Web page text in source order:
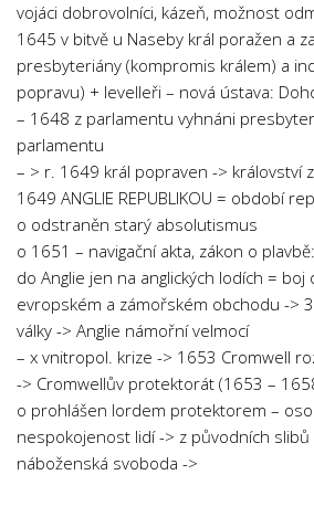
Zeměpis
Novinky
vojáci dobrovolníci, kázeň, možnost
1645 v bitvě u Naseby král poražen a
presbyteriány (kompromis králem) a
popravu) + levelleři – nová ústava:
– 1648 z parlamentu vyhnáni
parlamentu
– > r. 1649 král popraven -> království
1649 ANGLIE REPUBLIKOU = období
o odstraněn starý absolutismus
o 1651 – navigační akta, zákon o
do Anglie jen na anglických lodích =
evropském a zámořském obchodu ->
války -> Anglie námořní velmocí
– x vnitropol. krize -> 1653 Cromwell
-> Cromwellův protektorát (1653 –
o prohlášen lordem protektorem –
nespokojenost lidí -> z původních
náboženská svoboda ->